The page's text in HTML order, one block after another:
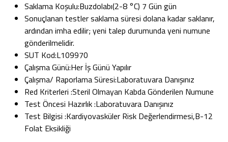
Saklama Koşulu:Buzdolabı(2-8 °C) 7 Gün gün
Sonuçlanan testler saklama süresi dolana kadar saklanır,
ardından imha edilir; yeni talep durumunda yeni numune
gönderilmelidir.
SUT Kod:L109970
Çalışma Günü:Her İş Günü Yapılır
Çalışma/ Raporlama Süresi:Laboratuvara Danışınız
Red Kriterleri :Steril Olmayan Kabda Gönderilen Numune
Test Öncesi Hazırlık :Laboratuvara Danışınız
Test Bilgisi :Kardiyovasküler Risk Değerlendirmesi,B-12
Folat Eksikliği